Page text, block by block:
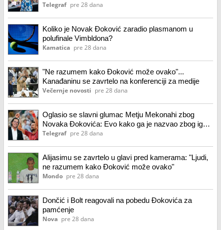
Telegraf pre 28 dana
Koliko je Novak Đoković zaradio plasmanom u
polufinale Vimbldona?
Kamatica pre 28 dana
"Ne razumem kako Đoković može ovako"...
Kanađaninu se zavrtelo na konferenciji za medije
Večernje novosti pre 28 dana
Oglasio se slavni glumac Metju Mekonahi zbog
Novaka Đokovića: Evo kako ga je nazvao zbog igara
na Vimbldonu!
Telegraf pre 28 dana
Alijasimu se zavrtelo u glavi pred kamerama: "Ljudi,
ne razumem kako Đoković može ovako"
Mondo pre 28 dana
Dončić i Bolt reagovali na pobedu Đokovića za
pamćenje
Nova pre 28 dana